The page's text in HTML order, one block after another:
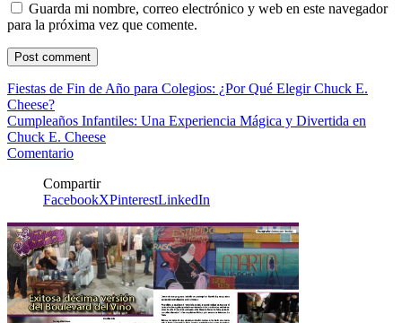
Guarda mi nombre, correo electrónico y web en este navegador
para la próxima vez que comente.
Fiestas de Fin de Año para Colegios: ¿Por Qué Elegir Chuck E.
Cheese?
Cumpleaños Infantiles: Una Experiencia Mágica y Divertida en
Chuck E. Cheese
Comentario
Compartir
FacebookXPinterestLinkedIn